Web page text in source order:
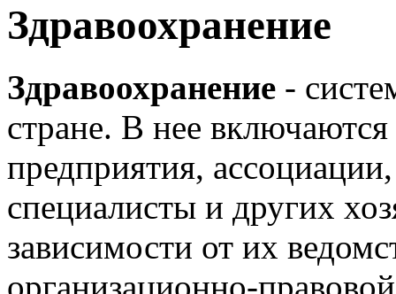
Здравоохранение
Здравоохранение -
стране. В нее
предприятия,
специалисты и других
зависимости от их